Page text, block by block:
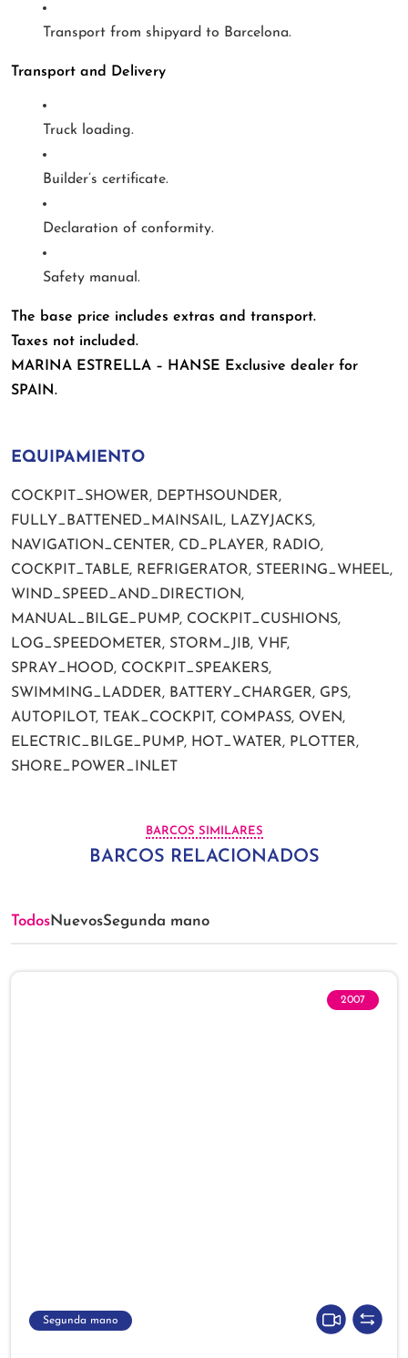
Transport from shipyard to Barcelona.
Transport and Delivery
Truck loading.
Builder’s certificate.
Declaration of conformity.
Safety manual.
The base price includes extras and transport.
Taxes not included.
MARINA ESTRELLA – HANSE Exclusive dealer for
SPAIN.
EQUIPAMIENTO
COCKPIT_SHOWER, DEPTHSOUNDER,
FULLY_BATTENED_MAINSAIL, LAZYJACKS,
NAVIGATION_CENTER, CD_PLAYER, RADIO,
COCKPIT_TABLE, REFRIGERATOR, STEERING_WHEEL,
WIND_SPEED_AND_DIRECTION,
MANUAL_BILGE_PUMP, COCKPIT_CUSHIONS,
LOG_SPEEDOMETER, STORM_JIB, VHF,
SPRAY_HOOD, COCKPIT_SPEAKERS,
SWIMMING_LADDER, BATTERY_CHARGER, GPS,
AUTOPILOT, TEAK_COCKPIT, COMPASS, OVEN,
ELECTRIC_BILGE_PUMP, HOT_WATER, PLOTTER,
SHORE_POWER_INLET
BARCOS SIMILARES
BARCOS RELACIONADOS
TodosNuevosSegunda mano
2007
Segunda mano